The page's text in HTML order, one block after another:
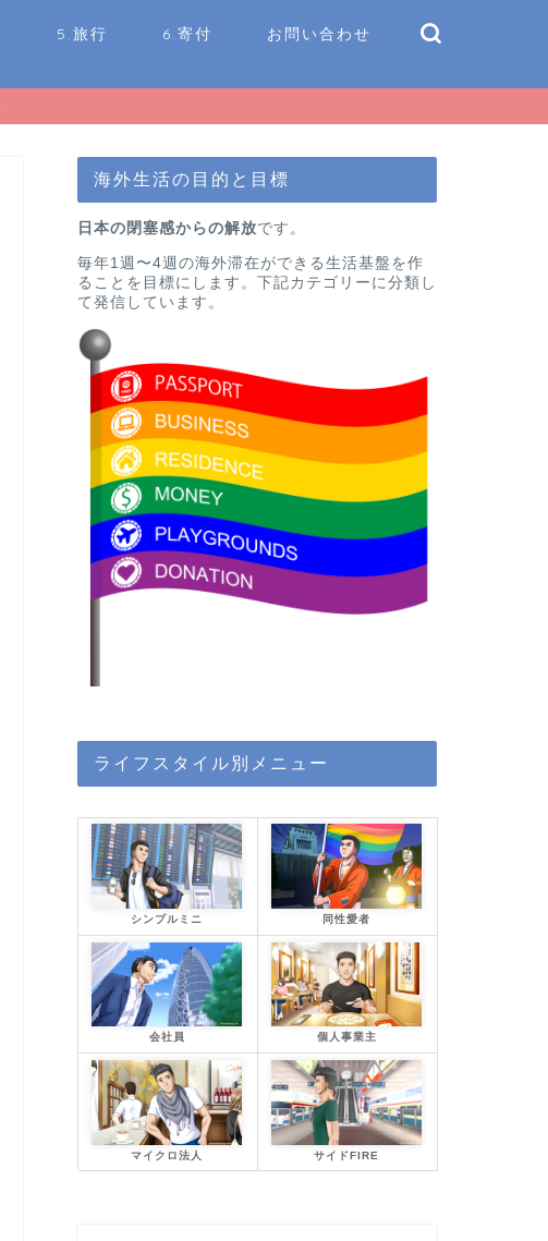
5.旅行 6.寄付 お問い合わせ
海外生活の目的と目標
日本の閉塞感からの解放です。
毎年1週〜4週の海外滞在ができる生活基盤を作
ることを目標にします。下記カテゴリーに分類し
て発信しています。
ライフスタイル別メニュー
シンプルミニ 同性愛者
会社員 個人事業主
マイクロ法人 サイドFIRE